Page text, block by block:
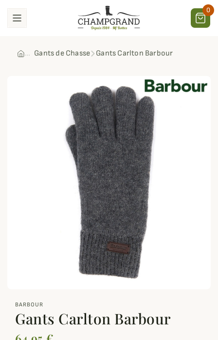
0
Gants de Chasse Gants Carlton Barbour
BARBOUR
Gants Carlton Barbour